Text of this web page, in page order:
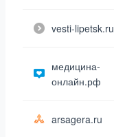
vesti-lipetsk.ru
медицина-
онлайн.рф
arsagera.ru